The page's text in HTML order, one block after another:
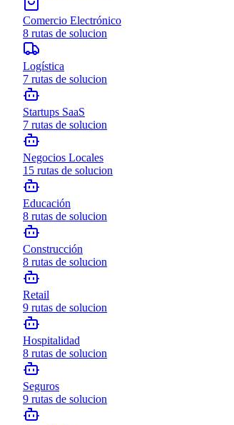
Comercio Electrónico
8 rutas de solucion
Logística
7 rutas de solucion
Startups SaaS
7 rutas de solucion
Negocios Locales
15 rutas de solucion
Educación
8 rutas de solucion
Construcción
8 rutas de solucion
Retail
9 rutas de solucion
Hospitalidad
8 rutas de solucion
Seguros
9 rutas de solucion